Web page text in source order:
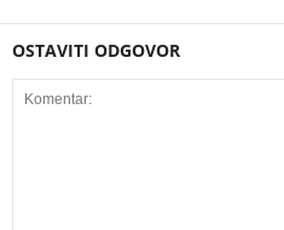
OSTAVITI ODGOVOR